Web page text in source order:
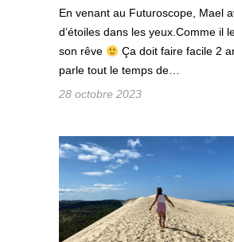
En venant au Futuroscope, Mael
d’étoiles dans les yeux.Comme il
son rêve
Ça doit faire facile 2
parle tout le temps de…
28 octobre 2023